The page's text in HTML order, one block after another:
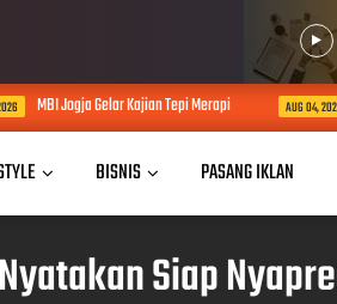
Tepi Merapi AUG 04, 2026 Komisi D DPRD
BISNIS PASANG IKLAN
Siap